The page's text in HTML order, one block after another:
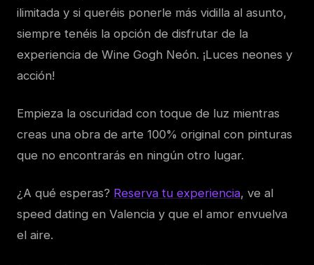
ilimitada y si queréis ponerle más vidilla al asunto,
siempre tenéis la opción de disfrutar de la
experiencia de Wine Gogh Neón. ¡Luces neones y
acción!
Empieza la oscuridad con toque de luz mientras
creas una obra de arte 100% original con pinturas
que no encontrarás en ningún otro lugar.
¿A qué esperas? Reserva tu experiencia, ve al
speed dating en Valencia y que el amor envuelva
el aire.